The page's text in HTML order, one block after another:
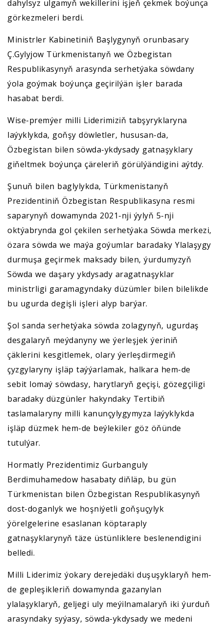
dahylsyz ulgamyň wekillerini işjeň çekmek boýunça
görkezmeleri berdi.
Ministrler Kabinetiniň Başlygynyň orunbasary
Ç.Gylyjow Türkmenistanyň we Özbegistan
Respublikasynyň arasynda serhetýaka söwdany
ýola goýmak boýunça geçirilýän işler barada
hasabat berdi.
Wise-premýer milli Liderimiziň tabşyryklaryna
laýyklykda, goňşy döwletler, hususan-da,
Özbegistan bilen söwda-ykdysady gatnaşyklary
giňeltmek boýunça çäreleriň görülýändigini aýtdy.
Şunuň bilen baglylykda, Türkmenistanyň
Prezidentiniň Özbegistan Respublikasyna resmi
saparynyň dowamynda 2021-nji ýylyň 5-nji
oktýabrynda gol çekilen serhetýaka Söwda merkezi,
özara söwda we maýa goýumlar baradaky Ylalaşygy
durmuşa geçirmek maksady bilen, ýurdumyzyň
Söwda we daşary ykdysady aragatnaşyklar
ministrligi garamagyndaky düzümler bilen bilelikde
bu ugurda degişli işleri alyp barýar.
Şol sanda serhetýaka söwda zolagynyň, ugurdaş
desgalaryň meýdanyny we ýerleşjek ýeriniň
çäklerini kesgitlemek, olary ýerleşdirmegiň
çyzgylaryny işläp taýýarlamak, halkara hem-de
sebit lomaý söwdasy, harytlaryň geçişi, gözegçiligi
baradaky düzgünler hakyndaky Tertibiň
taslamalaryny milli kanunçylygymyza laýyklykda
işläp düzmek hem-de beýlekiler göz öňünde
tutulýar.
Hormatly Prezidentimiz Gurbanguly
Berdimuhamedow hasabaty diňläp, bu gün
Türkmenistan bilen Özbegistan Respublikasynyň
dost-doganlyk we hoşniýetli goňşuçylyk
ýörelgelerine esaslanan köptaraply
gatnaşyklarynyň täze üstünliklere beslenendigini
belledi.
Milli Liderimiz ýokary derejedäki duşuşyklaryň hem-
de gepleşikleriň dowamynda gazanylan
ylalaşyklaryň, geljegi uly meýilnamalaryň iki ýurduň
arasyndaky syýasy, söwda-ykdysady we medeni